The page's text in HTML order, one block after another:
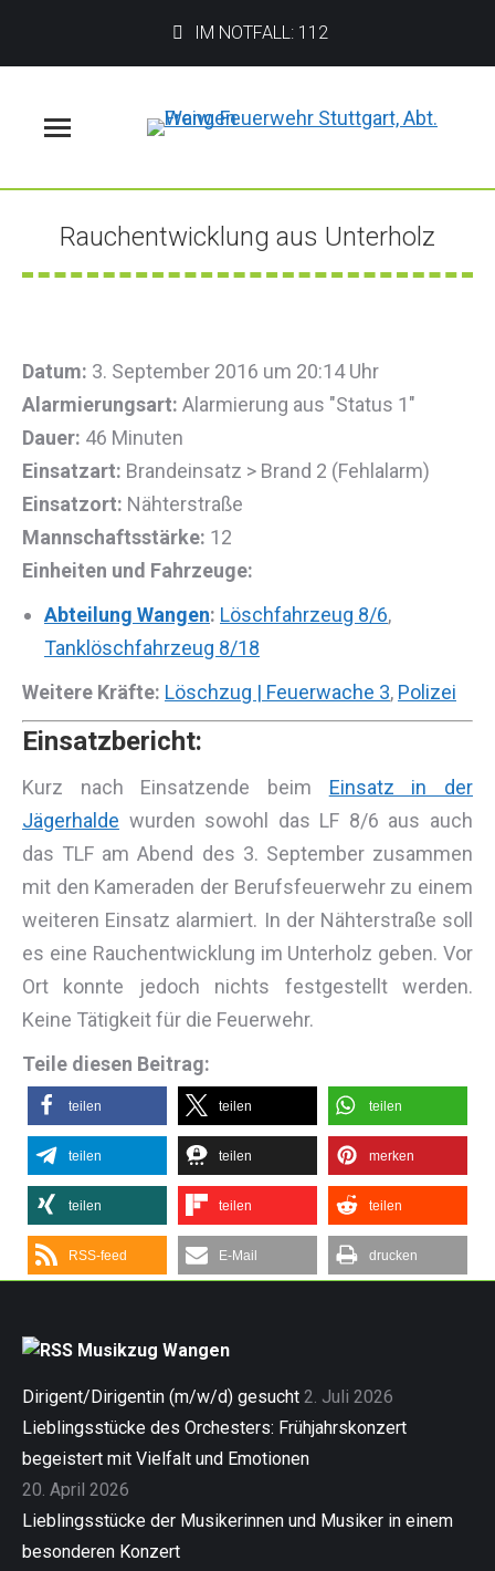
IM NOTFALL: 112
Rauchentwicklung aus Unterholz
Sie befinden sich hier:
Datum: 3. September 2016 um 20:14 Uhr
Alarmierungsart: Alarmierung aus "Status 1"
Dauer: 46 Minuten
Einsatzart: Brandeinsatz > Brand 2 (Fehlalarm)
Einsatzort: Nähterstraße
Mannschaftsstärke: 12
Einheiten und Fahrzeuge:
Abteilung Wangen: Löschfahrzeug 8/6,
Tanklöschfahrzeug 8/18
Weitere Kräfte: Löschzug | Feuerwache 3, Polizei
Einsatzbericht:
Kurz nach Einsatzende beim Einsatz in der
Jägerhalde wurden sowohl das LF 8/6 aus auch
das TLF am Abend des 3. September zusammen
mit den Kameraden der Berufsfeuerwehr zu einem
weiteren Einsatz alarmiert. In der Nähterstraße soll
es eine Rauchentwicklung im Unterholz geben. Vor
Ort konnte jedoch nichts festgestellt werden.
Keine Tätigkeit für die Feuerwehr.
Teile diesen Beitrag:
teilen teilen teilen
teilen teilen merken
teilen teilen teilen
RSS-feed E-Mail drucken
Musikzug Wangen
Dirigent/Dirigentin (m/w/d) gesucht 2. Juli 2026
Lieblingsstücke des Orchesters: Frühjahrskonzert
begeistert mit Vielfalt und Emotionen
20. April 2026
Lieblingsstücke der Musikerinnen und Musiker in einem
besonderen Konzert